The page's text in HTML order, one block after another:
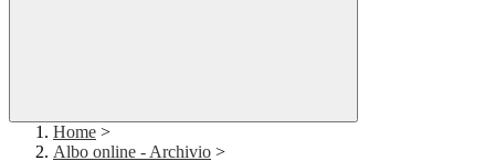
Home >
Albo online - Archivio >